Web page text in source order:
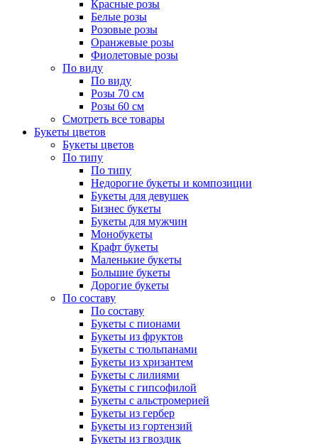
Красные розы
Белые розы
Розовые розы
Оранжевые розы
Фиолетовые розы
По виду
По виду
Розы 70 см
Розы 60 см
Смотреть все товары
Букеты цветов
Букеты цветов
По типу
По типу
Недорогие букеты и композиции
Букеты для девушек
Бизнес букеты
Букеты для мужчин
Монобукеты
Крафт букеты
Маленькие букеты
Большие букеты
Дорогие букеты
По составу
По составу
Букеты с пионами
Букеты из фруктов
Букеты с тюльпанами
Букеты из хризантем
Букеты с лилиями
Букеты с гипсофилой
Букеты с альстромерией
Букеты из гербер
Букеты из гортензий
Букеты из гвоздик